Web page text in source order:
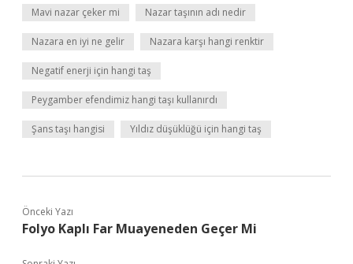
Mavi nazar çeker mi Nazar taşının adı nedir
Nazara en iyi ne gelir Nazara karşı hangi renktir
Negatif enerji için hangi taş
Peygamber efendimiz hangi taşı kullanırdı
Şans taşı hangisi Yıldız düşüklüğü için hangi taş
Önceki Yazı
Folyo Kaplı Far Muayeneden Geçer Mi